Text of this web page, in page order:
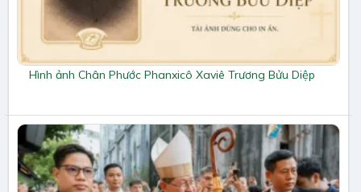
Hình ảnh Chân Phước Phanxicô Xaviê Trương Bửu Diệp